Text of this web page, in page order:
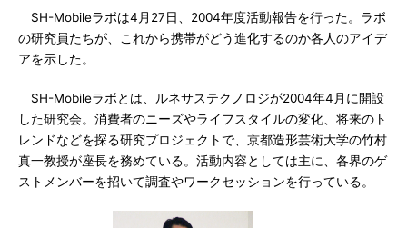
SH-Mobileラボは4月27日、2004年度活動報告を行った。ラボ
の研究員たちが、これから携帯がどう進化するのか各人のアイデ
アを示した。
SH-Mobileラボとは、ルネサステクノロジが2004年4月に開設
した研究会。消費者のニーズやライフスタイルの変化、将来のト
レンドなどを探る研究プロジェクトで、京都造形芸術大学の竹村
真一教授が座長を務めている。活動内容としては主に、各界のゲ
ストメンバーを招いて調査やワークセッションを行っている。